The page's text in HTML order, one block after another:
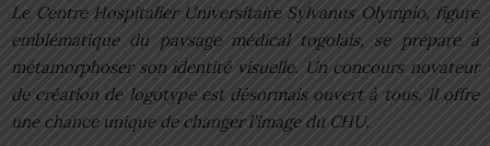
Le Centre Hospitalier Universitaire Sylvanus Olympio, figure
emblématique du paysage médical togolais, se prépare à
métamorphoser son identité visuelle. Un concours novateur
de création de logotype est désormais ouvert à tous. Il offre
une chance unique de changer l’image du CHU.